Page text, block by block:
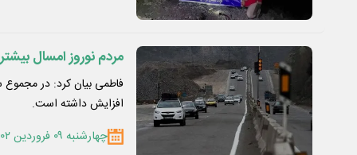
مردم نوروز امسال
افزایش داشته است.
چهارشنبه ۰۹ فروردین ۱۴۰۲